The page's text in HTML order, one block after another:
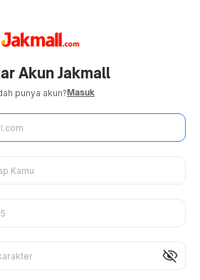
Akun Jakmall
punya akun?Masuk
visibility_off